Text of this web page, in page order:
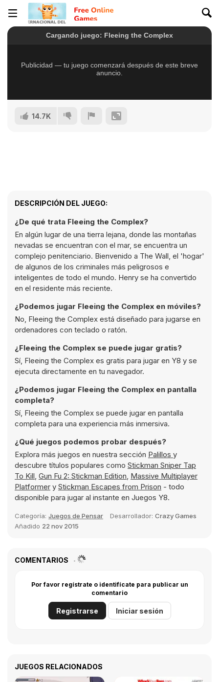
14.7K
DESCRIPCIÓN DEL JUEGO:
¿De qué trata Fleeing the Complex?
En algún lugar de una tierra lejana, donde las montañas
nevadas se encuentran con el mar, se encuentra un
complejo penitenciario. Bienvenido a The Wall, el 'hogar'
de algunos de los criminales más peligrosos e
inteligentes de todo el mundo. Henry se ha convertido
en el residente más reciente.
¿Podemos jugar Fleeing the Complex en móviles?
No, Fleeing the Complex está diseñado para jugarse en
ordenadores con teclado o ratón.
¿Fleeing the Complex se puede jugar gratis?
Sí, Fleeing the Complex es gratis para jugar en Y8 y se
ejecuta directamente en tu navegador.
¿Podemos jugar Fleeing the Complex en pantalla
completa?
Sí, Fleeing the Complex se puede jugar en pantalla
completa para una experiencia más inmersiva.
¿Qué juegos podemos probar después?
Explora más juegos en nuestra sección Palillos y
descubre títulos populares como Stickman Sniper Tap
To Kill, Gun Fu 2: Stickman Edition, Massive Multiplayer
Platformer y Stickman Escapes from Prison - todo
disponible para jugar al instante en Juegos Y8.
Categoría: Juegos de Pensar Desarrollador: Crazy Games
Añadido 22 nov 2015
COMENTARIOS
Por favor regístrate o identifícate para publicar un
comentario
Registrarse Iniciar sesión
JUEGOS RELACIONADOS